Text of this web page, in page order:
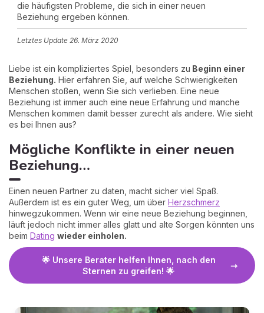
die häufigsten Probleme, die sich in einer neuen
Beziehung ergeben können.
Letztes Update 26. März 2020
Liebe ist ein kompliziertes Spiel, besonders zu Beginn einer
Beziehung. Hier erfahren Sie, auf welche Schwierigkeiten
Menschen stoßen, wenn Sie sich verlieben. Eine neue
Beziehung ist immer auch eine neue Erfahrung und manche
Menschen kommen damit besser zurecht als andere. Wie sieht
es bei Ihnen aus?
Mögliche Konflikte in einer neuen
Beziehung…
Einen neuen Partner zu daten, macht sicher viel Spaß.
Außerdem ist es ein guter Weg, um über Herzschmerz
hinwegzukommen. Wenn wir eine neue Beziehung beginnen,
läuft jedoch nicht immer alles glatt und alte Sorgen könnten uns
beim Dating wieder einholen.
🌟 Unsere Berater helfen Ihnen, nach den
Sternen zu greifen! 🌟